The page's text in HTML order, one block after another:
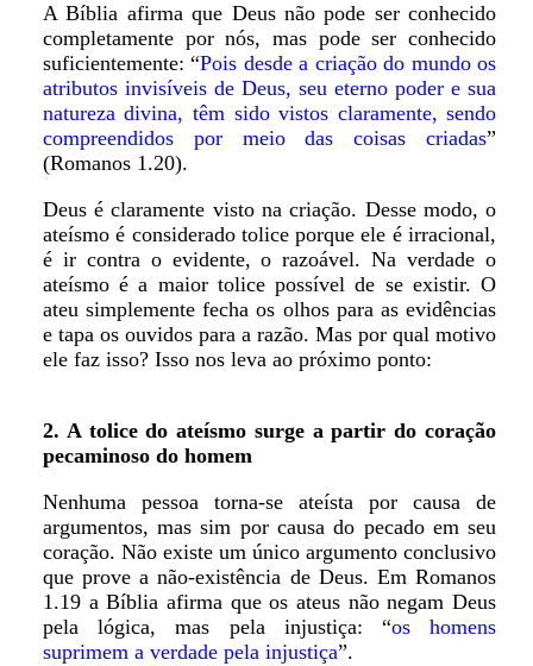
A Bíblia afirma que Deus não pode ser conhecido
completamente por nós, mas pode ser conhecido
suficientemente: “Pois desde a criação do mundo os
atributos invisíveis de Deus, seu eterno poder e sua
natureza divina, têm sido vistos claramente, sendo
compreendidos por meio das coisas criadas”
(Romanos 1.20).
Deus é claramente visto na criação. Desse modo, o
ateísmo é considerado tolice porque ele é irracional,
é ir contra o evidente, o razoável. Na verdade o
ateísmo é a maior tolice possível de se existir. O
ateu simplemente fecha os olhos para as evidências
e tapa os ouvidos para a razão. Mas por qual motivo
ele faz isso? Isso nos leva ao próximo ponto:
2. A tolice do ateísmo surge a partir do coração
pecaminoso do homem
Nenhuma pessoa torna-se ateísta por causa de
argumentos, mas sim por causa do pecado em seu
coração. Não existe um único argumento conclusivo
que prove a não-existência de Deus. Em Romanos
1.19 a Bíblia afirma que os ateus não negam Deus
pela lógica, mas pela injustiça: “os homens
suprimem a verdade pela injustiça”.